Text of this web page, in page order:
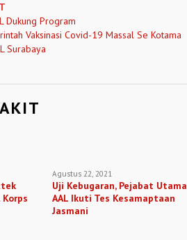
Dukung Program
Vaksinasi Covid-19 Massal Se Kotama
Surabaya
Agustus 22, 2021
Uji Kebugaran, Pejabat Utama
AAL Ikuti Tes Kesamaptaan
Jasmani